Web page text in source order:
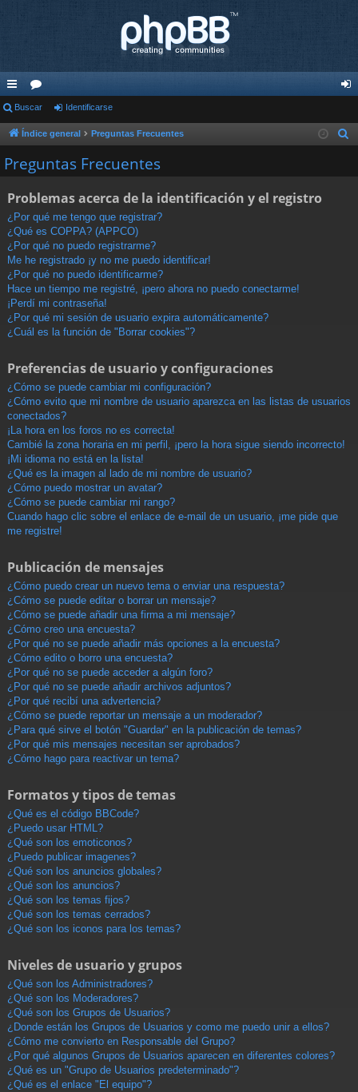
nl
ac
es
pi
do
s
or
os nti
Buscar Identificarse
Índice general Preguntas Frecuentes
Preguntas Frecuentes
Problemas acerca de la identificación y el registro
¿Por qué me tengo que registrar?
¿Qué es COPPA? (APPCO)
¿Por qué no puedo registrarme?
Me he registrado ¡y no me puedo identificar!
¿Por qué no puedo identificarme?
Hace un tiempo me registré, ¡pero ahora no puedo conectarme!
¡Perdí mi contraseña!
¿Por qué mi sesión de usuario expira automáticamente?
¿Cuál es la función de "Borrar cookies"?
Preferencias de usuario y configuraciones
¿Cómo se puede cambiar mi configuración?
¿Cómo evito que mi nombre de usuario aparezca en las listas de usuarios
conectados?
¡La hora en los foros no es correcta!
Cambié la zona horaria en mi perfil, ¡pero la hora sigue siendo incorrecto!
¡Mi idioma no está en la lista!
¿Qué es la imagen al lado de mi nombre de usuario?
¿Cómo puedo mostrar un avatar?
¿Cómo se puede cambiar mi rango?
Cuando hago clic sobre el enlace de e-mail de un usuario, ¡me pide que
me registre!
Publicación de mensajes
¿Cómo puedo crear un nuevo tema o enviar una respuesta?
¿Cómo se puede editar o borrar un mensaje?
¿Cómo se puede añadir una firma a mi mensaje?
¿Cómo creo una encuesta?
¿Por qué no se puede añadir más opciones a la encuesta?
¿Cómo edito o borro una encuesta?
¿Por qué no se puede acceder a algún foro?
¿Por qué no se puede añadir archivos adjuntos?
¿Por qué recibí una advertencia?
¿Cómo se puede reportar un mensaje a un moderador?
¿Para qué sirve el botón "Guardar" en la publicación de temas?
¿Por qué mis mensajes necesitan ser aprobados?
¿Cómo hago para reactivar un tema?
Formatos y tipos de temas
¿Qué es el código BBCode?
¿Puedo usar HTML?
¿Qué son los emoticonos?
¿Puedo publicar imagenes?
¿Qué son los anuncios globales?
¿Qué son los anuncios?
¿Qué son los temas fijos?
¿Qué son los temas cerrados?
¿Qué son los iconos para los temas?
Niveles de usuario y grupos
¿Qué son los Administradores?
¿Qué son los Moderadores?
¿Qué son los Grupos de Usuarios?
¿Donde están los Grupos de Usuarios y como me puedo unir a ellos?
¿Cómo me convierto en Responsable del Grupo?
¿Por qué algunos Grupos de Usuarios aparecen en diferentes colores?
¿Qué es un "Grupo de Usuarios predeterminado"?
¿Qué es el enlace "El equipo"?